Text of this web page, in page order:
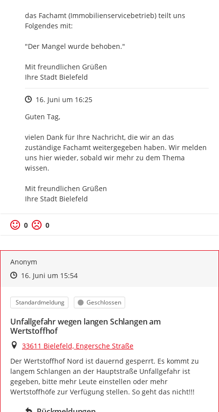
das Fachamt (Immobilienservicebetrieb) teilt uns
Folgendes mit:
"Der Mangel wurde behoben."
Mit freundlichen Grüßen
Ihre Stadt Bielefeld
Zeitpunkt des Erstellens
16. Juni um 16:25
Guten Tag,
vielen Dank für Ihre Nachricht, die wir an das
zuständige Fachamt weitergegeben haben. Wir melden
uns hier wieder, sobald wir mehr zu dem Thema
wissen.
Mit freundlichen Grüßen
Ihre Stadt Bielefeld
0 0
Anonym
Zeitpunkt des Erstellens
Zeitpunkt des Erstellens
16. Juni um 15:54Zur Äußerung
Kategorie
Standardmeldung Status
Geschlossen
Unfallgefahr wegen langen Schlangen am
Wertstoffhof
Ort
33611 Bielefeld, Engersche Straße
Der Wertstoffhof Nord ist dauernd gesperrt. Es kommt zu
langem Schlangen an der Hauptstraße Unfallgefahr ist
gegeben, bitte mehr Leute einstellen oder mehr
Wertstoffhöfe zur Verfügung stellen. So geht das nicht!!!